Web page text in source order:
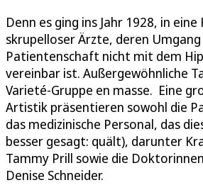
Denn es ging ins Jahr 1928, in
skrupelloser Ärzte, deren
Patientenschaft nicht mit dem
vereinbar ist. Außergewöhnliche
Varieté-Gruppe en masse. Eine
Artistik präsentieren sowohl die
das medizinische Personal, das
besser gesagt: quält), darunter
Tammy Prill sowie die
Denise Schneider.